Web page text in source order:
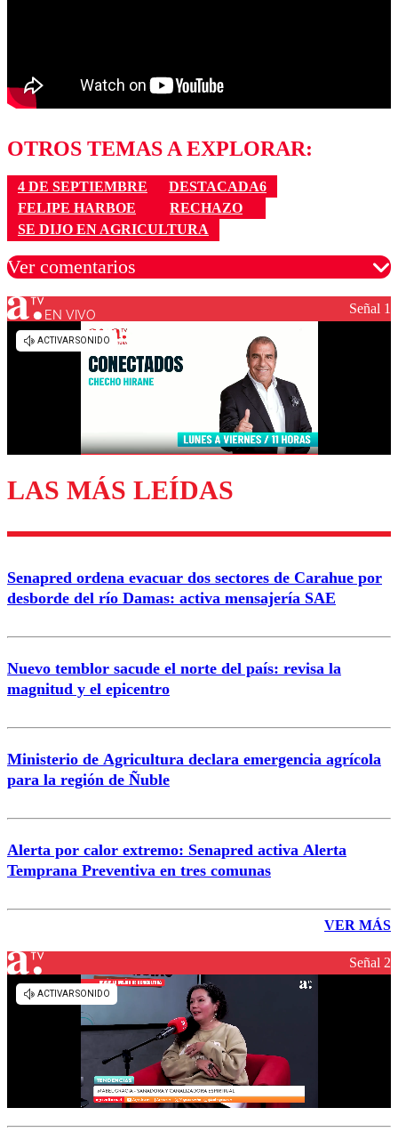
OTROS TEMAS A EXPLORAR:
4 DE SEPTIEMBRE
DESTACADA6
FELIPE HARBOE
RECHAZO
SE DIJO EN AGRICULTURA
Ver comentarios
Los comentarios son moderados para garantizar un
diálogo respetuoso.
Enviar comentario
EN VIVO Señal 1
LAS MÁS LEÍDAS
Senapred ordena evacuar dos sectores de Carahue por
desborde del río Damas: activa mensajería SAE
Nuevo temblor sacude el norte del país: revisa la
magnitud y el epicentro
Ministerio de Agricultura declara emergencia agrícola
para la región de Ñuble
Alerta por calor extremo: Senapred activa Alerta
Temprana Preventiva en tres comunas
VER MÁS
Señal 2